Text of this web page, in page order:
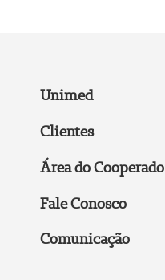
Unimed
Clientes
Área do Cooperado
Fale Conosco
Comunicação